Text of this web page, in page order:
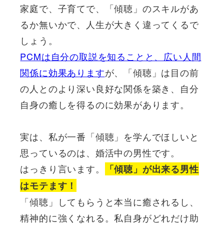
家庭で、子育てで、「傾聴」のスキルがあ
るか無いかで、人生が大きく違ってくるで
しょう。
PCMは自分の取説を知ることと、広い人間
関係に効果ありますが、「傾聴」は目の前
の人とのより深い良好な関係を築き、自分
自身の癒しを得るのに効果があります。
実は、私が一番「傾聴」を学んでほしいと
思っているのは、婚活中の男性です。
はっきり言います。
「傾聴」が出来る男性
はモテます！
「傾聴」してもらうと本当に癒されるし、
精神的に強くなれる。私自身がどれだけ助